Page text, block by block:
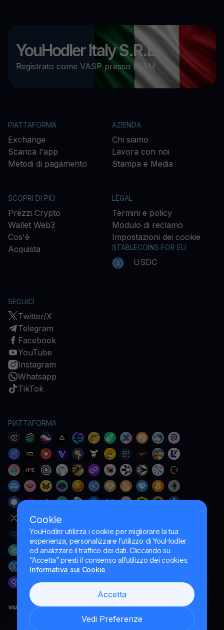
Cookie
YouHodler utilizza i cookie per migliorare la tua
esperienza, personalizzare l’utilizzo di YouHodler
ed analizzare il traffico dei dati. Cliccando su
“Accetta” presti il consenso all’utilizzo dei cookies.
Informativa sui Cookie
Accetta
Vedi Preferenze
YouHodler Italy S.R.L.
Registrato come VASP presso l’OAM
PIATTAFORMA
Exchange
Scarica l'app
Metodi di pagamento
AZIENDA
Chi siamo
Lavora con noi
Stampa e Media
SCOPRI DI PIÙ
Prezzi Crypto
Wallet Web3
Cos'è
Acquista
LEGAL
Termini e policy
Modulo di reclamo
Impostazioni dei cookie
STABLECOINS FOR EU
USDC
SEGUICI
Twitter/X
Telegram
Facebook
YouTube
Instagram
Whatsapp
TikTok
PIATTAFORMA